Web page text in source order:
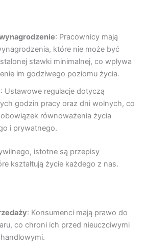
: Pracownicy mają
które nie może być
stawki minimalnej, co wpływa
im godziwego poziomu życia.
: Ustawowe regulacje dotyczą
godzin pracy oraz dni wolnych, co
równoważenia życia
i prywatnego.
istotne są przepisy
kształtują życie każdego z nas.
: Konsumenci mają prawo do
co chroni ich przed nieuczciwymi